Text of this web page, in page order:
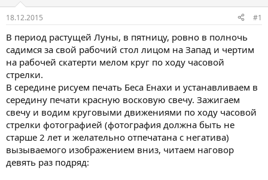
18.12.2015 #1
В период растущей Луны, в пятницу, ровно в полночь
садимся за свой рабочий стол лицом на Запад и чертим
на рабочей скатерти мелом круг по ходу часовой
стрелки.
В середине рисуем печать Беса Енахи и устанавливаем в
середину печати красную восковую свечу. Зажигаем
свечу и водим круговыми движениями по ходу часовой
стрелки фотографией (фотография должна быть не
старше 2 лет и желательно отпечатана с негатива)
вызываемого изображением вниз, читаем наговор
девять раз подряд: